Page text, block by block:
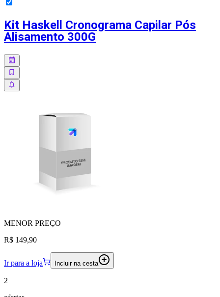
Kit Haskell Cronograma Capilar Pós
Alisamento 300G
MENOR PREÇO
R$ 149,90
Ir para a loja Incluir na cesta
2